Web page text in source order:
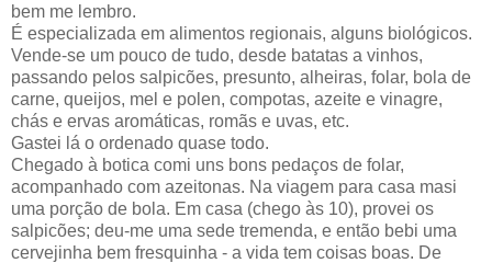
bem me lembro.
É especializada em alimentos regionais, alguns biológicos.
Vende-se um pouco de tudo, desde batatas a vinhos,
passando pelos salpicões, presunto, alheiras, folar, bola de
carne, queijos, mel e polen, compotas, azeite e vinagre,
chás e ervas aromáticas, romãs e uvas, etc.
Gastei lá o ordenado quase todo.
Chegado à botica comi uns bons pedaços de folar,
acompanhado com azeitonas. Na viagem para casa masi
uma porção de bola. Em casa (chego às 10), provei os
salpicões; deu-me uma sede tremenda, e então bebi uma
cervejinha bem fresquinha - a vida tem coisas boas. De